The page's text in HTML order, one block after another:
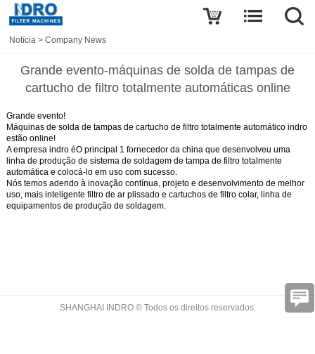
Notícia >Company News
Grande evento-máquinas de solda de tampas de
cartucho de filtro totalmente automáticas online
Grande evento!
Máquinas de solda de tampas de cartucho de filtro totalmente automático indro
estão online!
A empresa indro éO principal 1 fornecedor da china que desenvolveu uma
linha de produção de sistema de soldagem de tampa de filtro totalmente
automática e colocá-lo em uso com sucesso.
Nós temos aderido à inovação contínua, projeto e desenvolvimento de melhor
uso, mais inteligente filtro de ar plissado e cartuchos de filtro colar, linha de
equipamentos de produção de soldagem.
SHANGHAI INDRO © Todos os direitos reservados.